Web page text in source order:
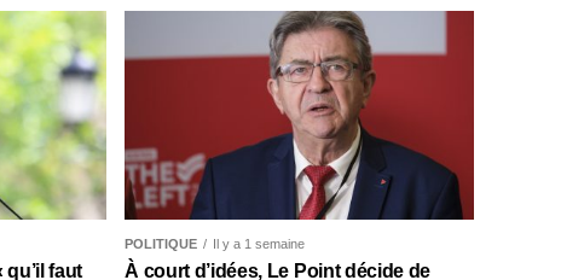
qu’il faut
POLITIQUE Il y a 1 semaine
À court d’idées, Le Point décide de